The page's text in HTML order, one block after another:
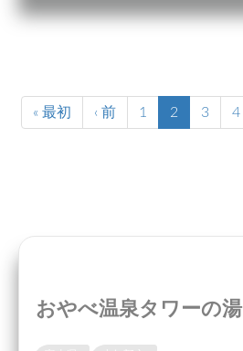
« 最初 ‹ 前 1 2 3 4
おやべ温泉タワーの湯